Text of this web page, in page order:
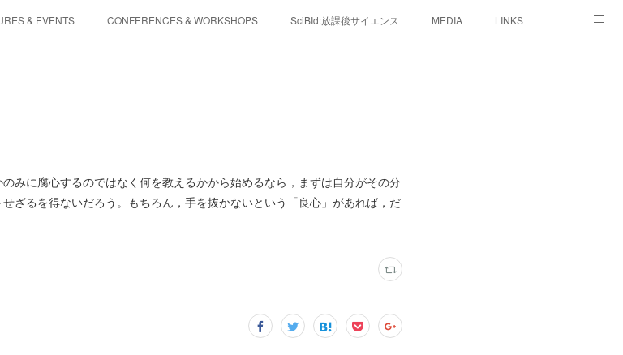
& EVENTS CONFERENCES & WORKSHOPS SciBId:放課後サイエンス MEDIA LINKS
みに腐心するのではなく何を教えるかから始めるなら，まずは自分がその分
ざるを得ないだろう。もちろん，手を抜かないという「良心」があれば，だ